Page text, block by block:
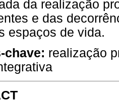
da realização
e das
espaços de vida.
chave: realização